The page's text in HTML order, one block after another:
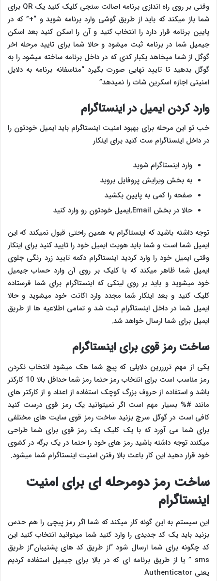
وقتی بر روی راه اندازی برنامه اصالت سنجی کلیک کنید یک QR برای
شما باز میکند که باید از طریق گوشی وارد برنامه شوید و “+” که در
پایین برنامه قرار دارد را انتخاب کنید و آن را اسکن کنید بعد اسکن
جیمیل شما در برنامه ثبت میشود و حالا شما برای تایید مرحله اخر
گوگل از شما میخاهد یکبار کدی که در داخل برنامه ساخته میشود را به
گوگل بدهید تا تایید نهایی صورت بگیرد “متاسفانه برنامه به دلایل
امنیتی اجازه اسکرین شات را نمیدهد”
وارد کردن ایمیل در اینستاگرام
خب تو این مرحله برای بهبود امنیت اینستاگرام باید ایمیل خودتون را
در داخل اینستاگرام ست کنید برای اینکار
وارد اینستاگرام شوید
به بخش ویرایش پروفایل بروید
صفحه را کمی به پایین بکشید
حالا در بخش Email,ایمیل خودتون رو وارد کنید
توجه داشته باشید که اینستاگرام به همین راحتی قبول نمیکند که این
ایمیل شما است و شما باید هویت ایمیل خود را تایید کنید برای اینکار
وقتی ایمیل خود را وارد کردید اینستاگرام دکمه تایید زرد رنگی جلوی
ایمیل شما ظاهر میکند که با کلیک بر روی آن وارد حساب جیمیل
خود میشوید و باید بر روی لینکی که اینستاگرام برای شما فرستاده
کلیک کنید و بعد اینکار شما مجدد وارد اکانت خود میشوید و حالا
ایمیل شما در داخل اینستاگرام ثبت شد و تمامی اطلاعیه ها از طریق
ایمیل برای شما ارسال خواهد شد.
ساخت رمز قوی برای اینستاگرام
یکی از مهم تررررین دلایلی که پیچ شما هک میشود انتخاب نکردن
رمز مناسب است برای انتخاب رمز حتما رمز شما حداقل بالا 10 کارکتر
باشد و استفاده از حروف بزرگ کوچک استفاده از اعداد و از کارکتر های
مانند #% بسیار مهم است اگر نمیتوانید یک رمز قوی درست کنید
کافی است در گوگل سرچ بزنید ساخت رمز قوی سایت های مختلفی
برای شما می آورد که با یک کلیک یک رمز قوی برای شما طراحی
میکنند توجه داشته باشید رمز های خود را حتما در یک برگه در کشوی
خود قرار دهید این کار باعث بالا رفتن امنیت اینستاگرام شما میشود.
ساخت رمز دومرحله ای برای امنیت
اینستاگرام
این سیستم به این گونه کار میکند که شما اگر رمز پیچی را هم حدس
بزنید باید یک کد جدیدی را وارد کنید شما میتوانید انتخاب کنید این
کد چگونه برای شما ارسال شود “از طریق کد های پشتیبان”از طریق
sms ” یا از طریق برنامه ای که در بالا برای جیمیل استفاده کردیم
یعنی Authenticator‏